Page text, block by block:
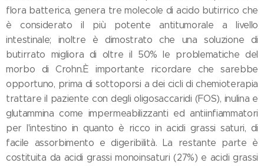
flora batterica, genera tre molecole di acido butirrico che
è considerato il più potente antitumorale a livello
intestinale; inoltre è dimostrato che una soluzione di
butirrato migliora di oltre il 50% le problematiche del
morbo di Crohn.È importante ricordare che sarebbe
opportuno, prima di sottoporsi a dei cicli di chemioterapia
trattare il paziente con degli oligosaccaridi (FOS), inulina e
glutammina come impermeabilizzanti ed antiinfiammatori
per l'intestino in quanto è ricco in acidi grassi saturi, di
facile assorbimento e digeribilità. La restante parte è
costituita da acidi grassi monoinsaturi (27%) e acidi grassi